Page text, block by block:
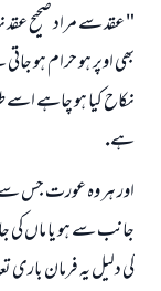
" عقد سے مراد صحيح
بھى اوپر ہو حرام
نكاح كيا ہو چاہے
ہے.
اور ہر وہ عورت جس
جانب سے ہو يا ماں
كى دليل يہ فرمان